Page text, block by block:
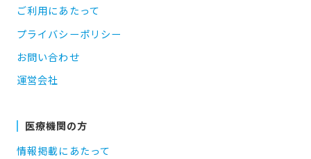
ご利用にあたって
プライバシーポリシー
お問い合わせ
運営会社
医療機関の方
情報掲載にあたって